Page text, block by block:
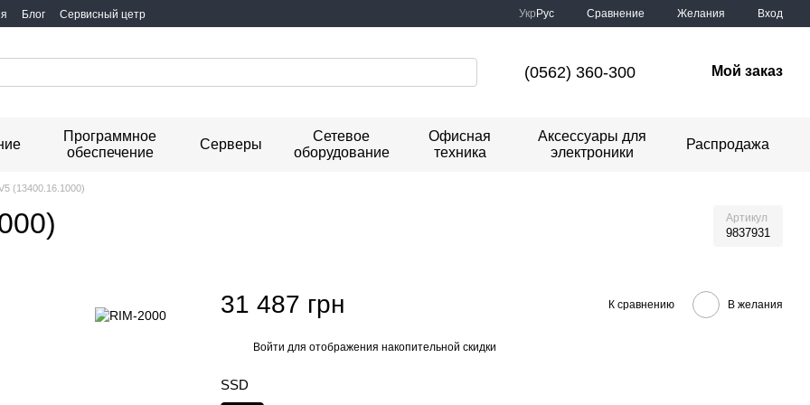
Блог Сервисный цетр Укр Рус Сравнение Желания Вход
(0562) 360-300 Мой заказ
Программное
обеспечение
Серверы
Сетевое
оборудование
Офисная
техника
Аксессуары для
электроники
Распродажа
(13400.16.1000)
Артикул
9837931
31 487 грн К сравнению В желания
Войти для отображения накопительной скидки
SSD